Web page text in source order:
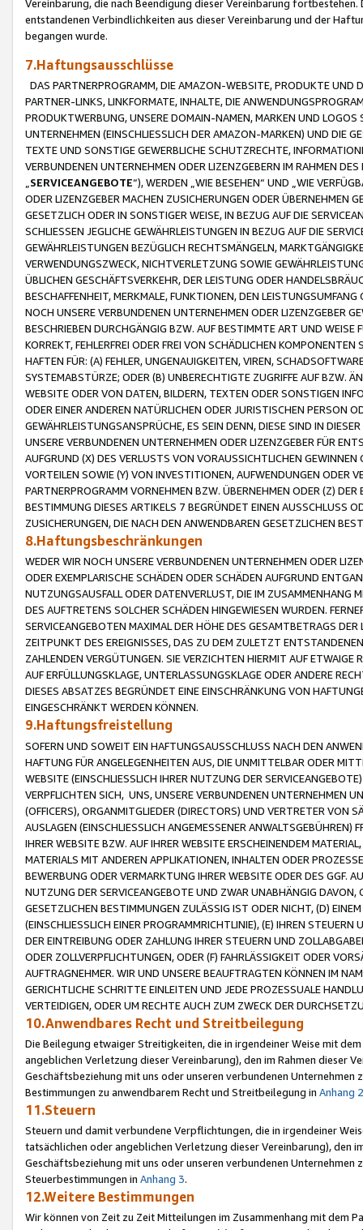
Vereinbarung, die nach Beendigung dieser Vereinbarung
entstandenen Verbindlichkeiten aus dieser Vereinbarung und der
begangen wurde.
7.Haftungsausschlüsse
DAS PARTNERPROGRAMM, DIE AMAZON-WEBSITE, PRODUKTE UND
PARTNER-LINKS, LINKFORMATE, INHALTE, DIE
PRODUKTWERBUNG, UNSERE DOMAIN-NAMEN, MARKEN UND
UNTERNEHMEN (EINSCHLIESSLICH DER AMAZON-MARKEN) UND DIE
TEXTE UND SONSTIGE GEWERBLICHE SCHUTZRECHTE,
VERBUNDENEN UNTERNEHMEN ODER LIZENZGEBERN IM RAHMEN
SERVICEANGEBOTE“), WERDEN „WIE BESEHEN“ UND „WIE
ODER LIZENZGEBER MACHEN ZUSICHERUNGEN ODER ÜBERNEHMEN
GESETZLICH ODER IN SONSTIGER WEISE, IN BEZUG AUF DIE
SCHLIESSEN JEGLICHE GEWÄHRLEISTUNGEN IN BEZUG AUF DIE
GEWÄHRLEISTUNGEN BEZÜGLICH RECHTSMÄNGELN,
VERWENDUNGSZWECK, NICHTVERLETZUNG SOWIE
ÜBLICHEN GESCHÄFTSVERKEHR, DER LEISTUNG ODER
BESCHAFFENHEIT, MERKMALE, FUNKTIONEN, DEN
NOCH UNSERE VERBUNDENEN UNTERNEHMEN ODER LIZENZGEBER
BESCHRIEBEN DURCHGÄNGIG BZW. AUF BESTIMMTE ART UND
KORREKT, FEHLERFREI ODER FREI VON SCHÄDLICHEN
HAFTEN FÜR: (A) FEHLER, UNGENAUIGKEITEN, VIREN,
SYSTEMABSTÜRZE; ODER (B) UNBERECHTIGTE ZUGRIFFE AUF BZW.
WEBSITE ODER VON DATEN, BILDERN, TEXTEN ODER SONSTIGEN
ODER EINER ANDEREN NATÜRLICHEN ODER JURISTISCHEN PERSON
GEWÄHRLEISTUNGSANSPRÜCHE, ES SEIN DENN, DIESE SIND IN
UNSERE VERBUNDENEN UNTERNEHMEN ODER LIZENZGEBER FÜR
AUFGRUND (X) DES VERLUSTS VON VORAUSSICHTLICHEN
VORTEILEN SOWIE (Y) VON INVESTITIONEN, AUFWENDUNGEN ODER
PARTNERPROGRAMM VORNEHMEN BZW. ÜBERNEHMEN ODER (Z)
BESTIMMUNG DIESES ARTIKELS 7 BEGRÜNDET EINEN AUSSCHLUSS
ZUSICHERUNGEN, DIE NACH DEN ANWENDBAREN GESETZLICHEN
8.Haftungsbeschränkungen
WEDER WIR NOCH UNSERE VERBUNDENEN UNTERNEHMEN ODER
ODER EXEMPLARISCHE SCHÄDEN ODER SCHÄDEN AUFGRUND
NUTZUNGSAUSFALL ODER DATENVERLUST, DIE IM ZUSAMMENHANG
DES AUFTRETENS SOLCHER SCHÄDEN HINGEWIESEN WURDEN.
SERVICEANGEBOTEN MAXIMAL DER HÖHE DES GESAMTBETRAGS
ZEITPUNKT DES EREIGNISSES, DAS ZU DEM ZULETZT
ZAHLENDEN VERGÜTUNGEN. SIE VERZICHTEN HIERMIT AUF
AUF ERFÜLLUNGSKLAGE, UNTERLASSUNGSKLAGE ODER ANDERE
DIESES ABSATZES BEGRÜNDET EINE EINSCHRÄNKUNG VON
EINGESCHRÄNKT WERDEN KÖNNEN.
9.Haftungsfreistellung
SOFERN UND SOWEIT EIN HAFTUNGSAUSSCHLUSS NACH DEN
HAFTUNG FÜR ANGELEGENHEITEN AUS, DIE UNMITTELBAR ODER
WEBSITE (EINSCHLIESSLICH IHRER NUTZUNG DER
VERPFLICHTEN SICH, UNS, UNSERE VERBUNDENEN UNTERNEHMEN
(OFFICERS), ORGANMITGLIEDER (DIRECTORS) UND VERTRETER VON
AUSLAGEN (EINSCHLIESSLICH ANGEMESSENER
IHRER WEBSITE BZW. AUF IHRER WEBSITE ERSCHEINENDEM
MATERIALS MIT ANDEREN APPLIKATIONEN, INHALTEN ODER
BEWERBUNG ODER VERMARKTUNG IHRER WEBSITE ODER DES GGF.
NUTZUNG DER SERVICEANGEBOTE UND ZWAR UNABHÄNGIG
GESETZLICHEN BESTIMMUNGEN ZULÄSSIG IST ODER NICHT, (D)
(EINSCHLIESSLICH EINER PROGRAMMRICHTLINIE), (E) IHREN
DER EINTREIBUNG ODER ZAHLUNG IHRER STEUERN UND
ODER ZOLLVERPFLICHTUNGEN, ODER (F) FAHRLÄSSIGKEIT ODER
AUFTRAGNEHMER. WIR UND UNSERE BEAUFTRAGTEN KÖNNEN IM
GERICHTLICHE SCHRITTE EINLEITEN UND JEDE PROZESSUALE
VERTEIDIGEN, ODER UM RECHTE AUCH ZUM ZWECK DER
10.Anwendbares Recht und Streitbeilegung
Die Beilegung etwaiger Streitigkeiten, die in irgendeiner Weise mit
angeblichen Verletzung dieser Vereinbarung), den im Rahmen dieser
Geschäftsbeziehung mit uns oder unseren verbundenen
Bestimmungen zu anwendbarem Recht und Streitbeilegung in Anhang 2
11.Steuern
Steuern und damit verbundene Verpflichtungen, die in irgendeiner
tatsächlichen oder angeblichen Verletzung dieser Vereinbarung), den
Geschäftsbeziehung mit uns oder unseren verbundenen
Steuerbestimmungen in Anhang 3.
12.Weitere Bestimmungen
Wir können von Zeit zu Zeit Mitteilungen im Zusammenhang mit dem